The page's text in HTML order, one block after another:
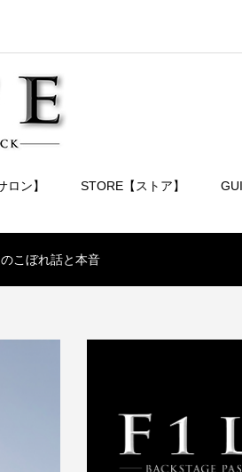
ロン】 STORE【ストア】
こぼれ話と本音